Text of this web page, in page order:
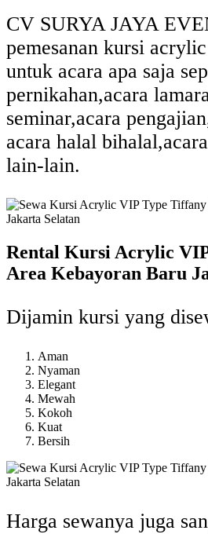
CV SURYA JAYA
pemesanan kursi
untuk acara apa saja
pernikahan,acara
seminar,acara
acara halal
lain-lain.
Rental Kursi Acrylic
Area Kebayoran Baru
Dijamin kursi yang
Aman
Nyaman
Elegant
Mewah
Kokoh
Kuat
Bersih
Harga sewanya juga